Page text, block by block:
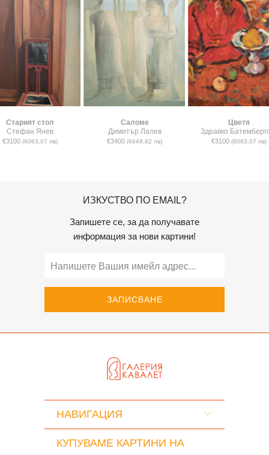
Старият стол
Стефан Янев
€3100 (6063,07 лв)
Саломе
Димитър Лалев
€3400(6649,82 лв)
Цветя
Здравко
€3100(6063,07 лв)
ИЗКУСТВО ПО EMAIL?
Запишете се, за да получавате
информация за нови картини!
НАВИГАЦИЯ
КУПУВАМЕ КАРТИНИ НА